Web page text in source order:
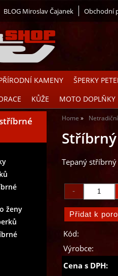
KAMENY ŠPERKY
KŮŽE MOTO DOPLŇKY
BLOG Miroslav Čajanek Obchodní
Home
Tepaný
Kód:
Výrobce:
Cena s DPH:
ženy